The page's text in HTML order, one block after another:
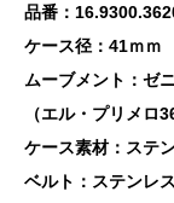
品番：
ケース径：41ｍｍ
ムーブメント：ゼ
（エル・プリメロ
ケース素材：ステ
ベルト：ステンレ